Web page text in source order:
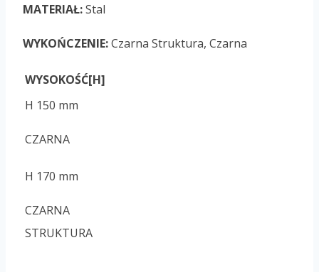
MATERIAŁ:Stal
WYKOŃCZENIE:Czarna Struktura, Czarna
WYSOKOŚĆ[H]
H 150 mm
CZARNA
H 170 mm
CZARNA
STRUKTURA